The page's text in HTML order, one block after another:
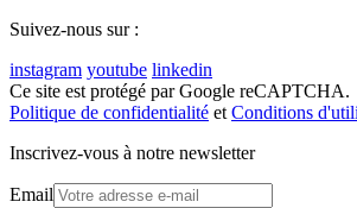
Suivez-nous sur :
instagram youtube linkedin
Ce site est protégé par Google reCAPTCHA.
Politique de confidentialité et Conditions
Inscrivez-vous à notre newsletter
Email